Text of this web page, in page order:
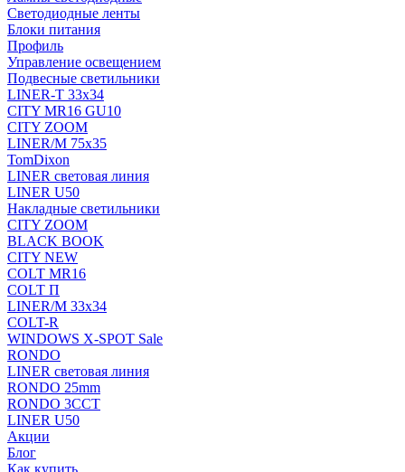
Светодиодные ленты
Блоки питания
Профиль
Управление освещением
Подвесные светильники
LINER-T 33x34
CITY MR16 GU10
CITY ZOOM
LINER/M 75х35
TomDixon
LINER световая линия
LINER U50
Накладные светильники
CITY ZOOM
BLACK BOOK
CITY NEW
COLT MR16
COLT П
LINER/М 33х34
COLT-R
WINDOWS X-SPOT Sale
RONDO
LINER световая линия
RONDO 25mm
RONDO 3CCT
LINER U50
Акции
Блог
Как купить